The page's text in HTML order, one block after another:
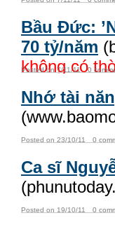
Bầu Ðức:
70 tỷ/năm
không có
Posted on 7/11/11 0
Nhớ tài
Posted on 23/10/11 0
Ca sĩ
Posted on 19/10/11 0